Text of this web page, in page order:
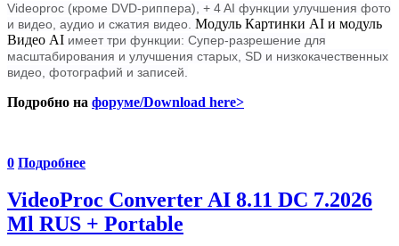
Videoproc (кроме DVD-риппера), + 4 AI функции улучшения фото
и видео, аудио и сжатия видео. Модуль Картинки AI и модуль
Видео AI имеет три функции: Супер-разрешение для
масштабирования и улучшения старых, SD и низкокачественных
видео, фотографий и записей.
Подробно на форуме/Download here>
0 Подробнее
VideoProc Converter AI 8.11 DC 7.2026
Ml RUS + Portable